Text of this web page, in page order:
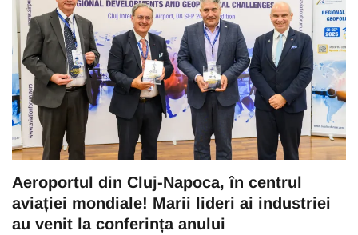
Aeroportul din Cluj-Napoca, în centrul
aviației mondiale! Marii lideri ai industriei
au venit la conferința anului